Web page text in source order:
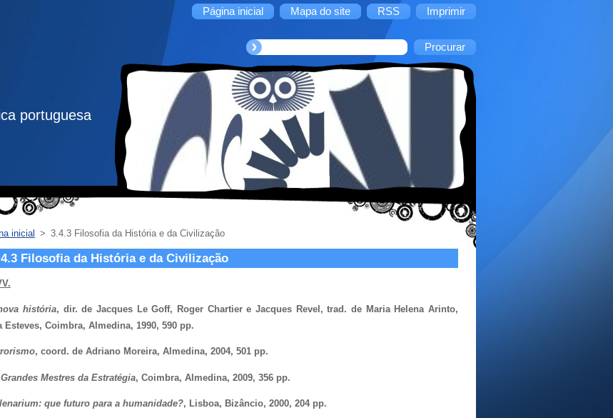
Página inicial Mapa do site RSS Imprimir
portuguesa
inicial > 3.4.3 Filosofia da História e da Civilização
Filosofia da História e da Civilização
história, dir. de Jacques Le Goff, Roger Chartier e Jacques Revel, trad. de Maria Helena Arinto,
Esteves, Coimbra, Almedina, 1990, 590 pp.
, coord. de Adriano Moreira, Almedina, 2004, 501 pp.
Mestres da Estratégia, Coimbra, Almedina, 2009, 356 pp.
que futuro para a humanidade?, Lisboa, Bizâncio, 2000, 204 pp.